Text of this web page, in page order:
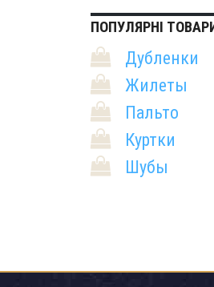
ПОПУЛЯРНІ
Дубленки
Жилеты
Пальто
Куртки
Шубы